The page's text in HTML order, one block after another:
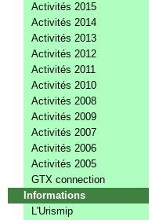
Activités 2015
Activités 2014
Activités 2013
Activités 2012
Activités 2011
Activités 2010
Activités 2008
Activités 2009
Activités 2007
Activités 2006
Activités 2005
GTX connection
Informations
L'Urismip